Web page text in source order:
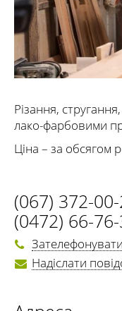
Різання,
лако-фарбовими
Ціна – за обсягом
(067) 372-
(0472) 66-
Надіслати